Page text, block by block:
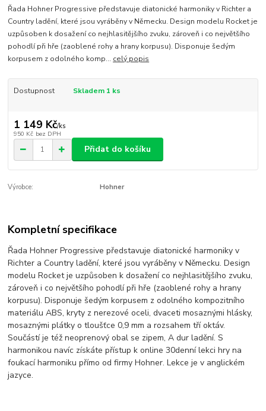
Řada Hohner Progressive představuje diatonické harmoniky v Richter a
Country ladění, které jsou vyráběny v Německu. Design modelu Rocket je
uzpůsoben k dosažení co nejhlasitějšího zvuku, zároveň i co největšího
pohodlí při hře (zaoblené rohy a hrany korpusu). Disponuje šedým
korpusem z odolného komp... celý popis
Dostupnost Skladem 1 ks
1 149 Kč/ks
950 Kč bez DPH
Přidat do košíku
Výrobce: Hohner
Kompletní specifikace
Řada Hohner Progressive představuje diatonické harmoniky v
Richter a Country ladění, které jsou vyráběny v Německu. Design
modelu Rocket je uzpůsoben k dosažení co nejhlasitějšího zvuku,
zároveň i co největšího pohodlí při hře (zaoblené rohy a hrany
korpusu). Disponuje šedým korpusem z odolného kompozitního
materiálu ABS, kryty z nerezové oceli, dvaceti mosaznými hlásky,
mosaznými plátky o tloušťce 0,9 mm a rozsahem tří oktáv.
Součástí je též neoprenový obal se zipem, A dur ladění. S
harmonikou navíc získáte přístup k online 30denní lekci hry na
foukací harmoniku přímo od firmy Hohner. Lekce je v anglickém
jazyce.